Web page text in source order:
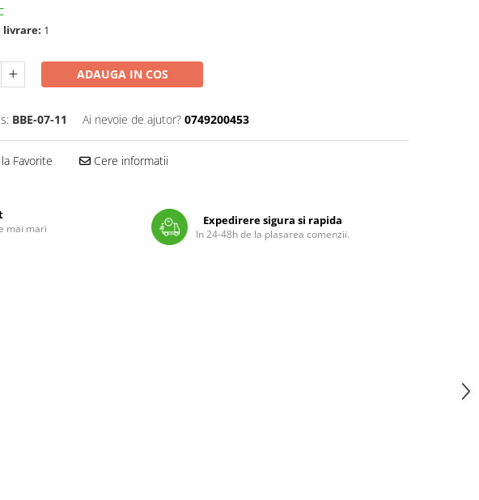
livrare: 1
ADAUGA IN COS
BBE-07-11 Ai nevoie de ajutor? 0749200453
Favorite Cere informatii
mai mari
Expedirere sigura si rapida
In 24-48h de la plasarea comenzii.